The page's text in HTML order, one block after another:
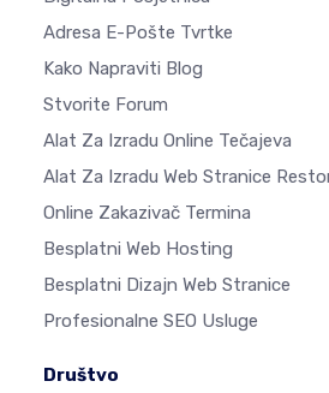
Adresa E-Pošte Tvrtke
Kako Napraviti Blog
Stvorite Forum
Alat Za Izradu Online Tečajeva
Alat Za Izradu Web Stranice
Online Zakazivač Termina
Besplatni Web Hosting
Besplatni Dizajn Web Stranice
Profesionalne SEO Usluge
Društvo